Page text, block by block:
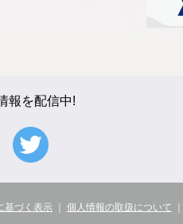
報を配信中!
基づく表示 個人情報の取扱について